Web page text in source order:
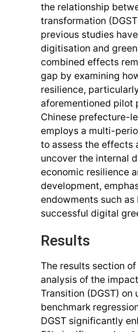
the relationship
transformation
previous studies
digitisation and
combined effects
gap by examining
resilience,
aforementioned pilot
Chinese prefecture-
employs a multi-
to assess the effects
uncover the internal
economic resilience
development,
endowments such
successful digital
Results
The results section
analysis of the
Transition (DGST)
benchmark
DGST significantly